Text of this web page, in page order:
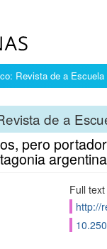
Revista de a
de a
pero
argentina
Full text
http://